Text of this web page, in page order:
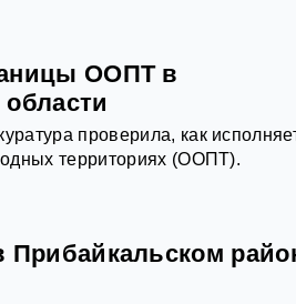
ООПТ в
проверила, как
территориях (ООПТ).
Прибайкальском